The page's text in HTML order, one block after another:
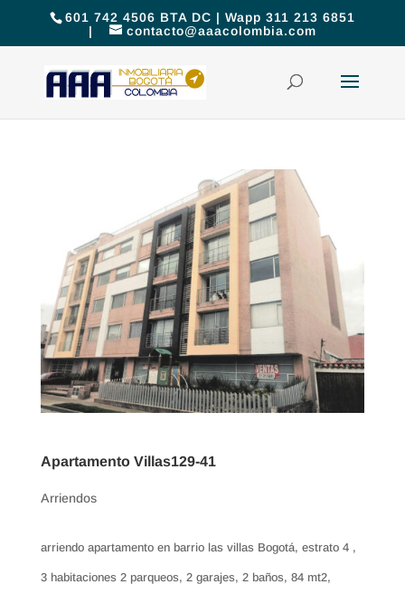
601 742 4506 BTA DC | Wapp 311 213 6851
|
contacto@aaacolombia.com
Apartamento Villas129-41
Arriendos
arriendo apartamento en barrio las villas Bogotá, estrato 4 ,
3 habitaciones 2 parqueos, 2 garajes, 2 baños, 84 mt2,